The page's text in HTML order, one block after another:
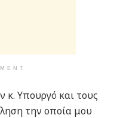
κ. Υπουργό και τους
την οποία μου